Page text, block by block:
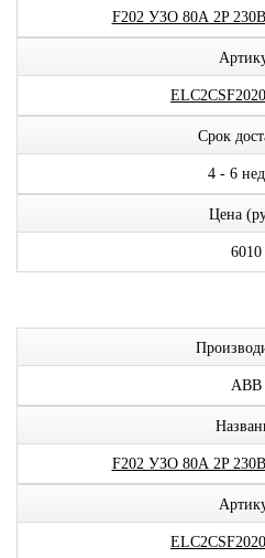
F202 УЗО 80А 2P
Срок
4 - 6
Цена
6010
ABB
F202 УЗО 80А 2P